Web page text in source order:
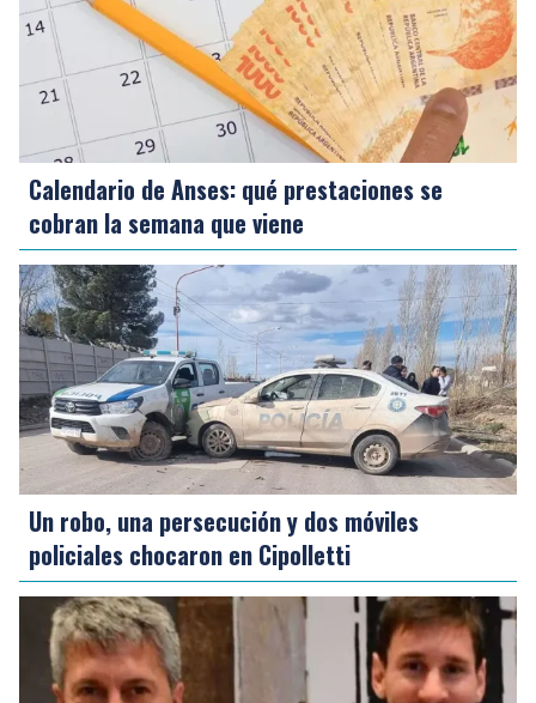
Calendario de Anses: qué prestaciones se
cobran la semana que viene
Un robo, una persecución y dos móviles
policiales chocaron en Cipolletti